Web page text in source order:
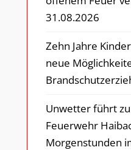
31.08.2026
Zehn Jahre
neue
Unwetter führt zu
Feuerwehr
Morgenstunden